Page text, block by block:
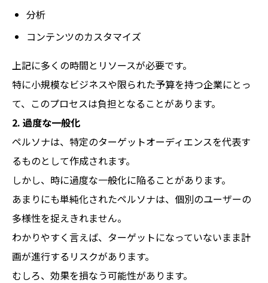
分析
コンテンツのカスタマイズ
上記に多くの時間とリソースが必要です。
特に小規模なビジネスや限られた予算を持つ企業にとっ
て、このプロセスは負担となることがあります。
2. 過度な一般化
ペルソナは、特定のターゲットオーディエンスを代表す
るものとして作成されます。
しかし、時に過度な一般化に陥ることがあります。
あまりにも単純化されたペルソナは、個別のユーザーの
多様性を捉えきれません。
わかりやすく言えば、ターゲットになっていないまま計
画が進行するリスクがあります。
むしろ、効果を損なう可能性があります。